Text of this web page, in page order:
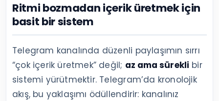
Ritmi bozmadan içerik üretmek için
basit bir sistem
Telegram kanalında düzenli paylaşımın sırrı
“çok içerik üretmek” değil; az ama sürekli bir
sistemi yürütmektir. Telegram’da kronolojik
akış, bu yaklaşımı ödüllendirir: kanalınız